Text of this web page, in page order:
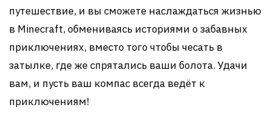
путешествие, и вы сможете наслаждаться жизнью
в Minecraft, обмениваясь историями о забавных
приключениях, вместо того чтобы чесать в
затылке, где же спрятались ваши болота. Удачи
вам, и пусть ваш компас всегда ведёт к
приключениям!